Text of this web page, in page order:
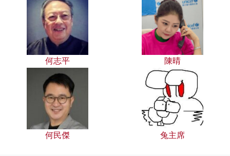
何志平 陳晴
何民傑 兔主席